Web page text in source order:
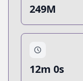
249M
12m 0s